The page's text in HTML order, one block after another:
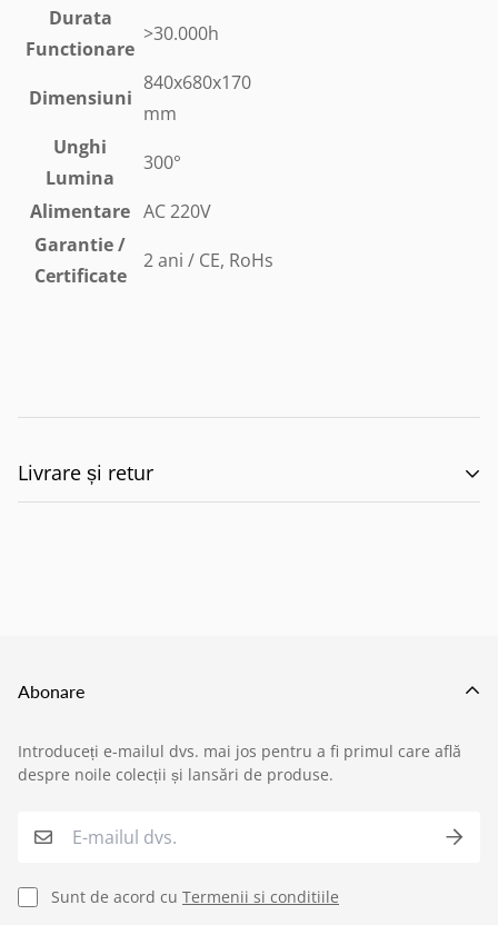
Durata
Functionare
>30.000h
Dimensiuni
840x680x170
mm
Unghi
Lumina
300°
Alimentare AC 220V
Garantie /
Certificate
2 ani / CE, RoHs
Livrare și retur
Această politică reglementează modul în care
produsele comandate de pe site-ul nostru sunt livrate
O.U.G. nr. 34/2014 privind drepturile
consumatorilor în cadrul contractelor încheiate cu
profesioniștii
Abonare
Introduceți e-mailul dvs. mai jos pentru a fi primul care află
despre noile colecții și lansări de produse.
Sunt de acord cu Termenii si conditiile